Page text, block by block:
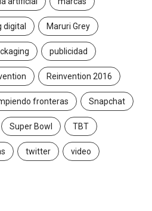
digital Maruri Grey
publicidad
Reinvention 2016
fronteras Snapchat
Super Bowl TBT
twitter video